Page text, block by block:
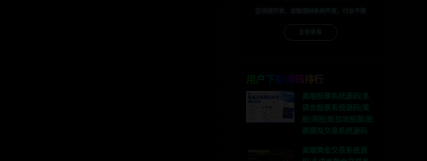
区块链开发，金融理财系统开发，行业不限
立即查看
用户下载源码排行
高端股票系统源码|多
语言股票系统源码|美
股|港股|新加坡股票|股
票模拟交易系统源码
高端黄金交易系统源